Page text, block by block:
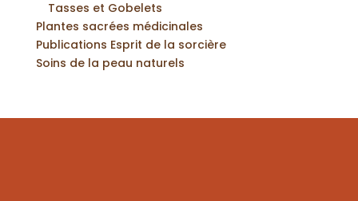
Tasses et Gobelets
Plantes sacrées médicinales
Publications Esprit de la sorcière
Soins de la peau naturels